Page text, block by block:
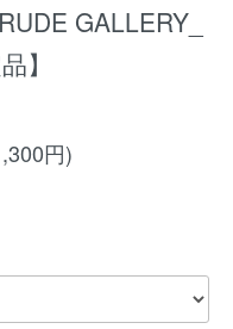
GALLERY_
】
円)